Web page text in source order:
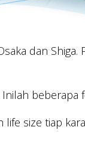
dan Shiga.
size tiap